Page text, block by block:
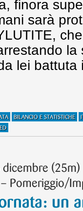
finora
sarà
lei
BILANCIO E STATISTICHE
dicembre
– Pomeriggio/
un